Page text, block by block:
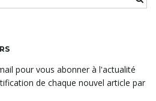
pour vous abonner à l'actualité
de chaque nouvel article par